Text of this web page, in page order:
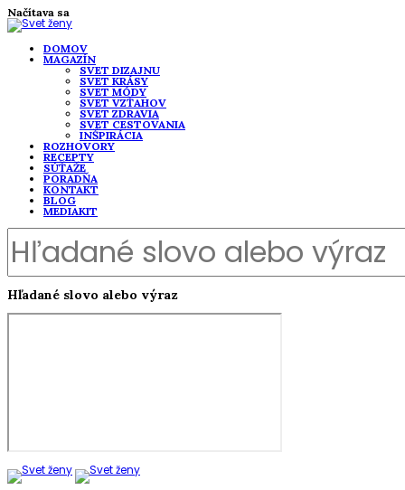
Načítava sa
DOMOV
MAGAZÍN
SVET DIZAJNU
SVET KRÁSY
SVET MÓDY
SVET VZŤAHOV
SVET ZDRAVIA
SVET CESTOVANIA
INŠPIRÁCIA
ROZHOVORY
RECEPTY
SÚŤAŽE
PORADŇA
KONTAKT
BLOG
MEDIAKIT
Hľadané slovo alebo výraz